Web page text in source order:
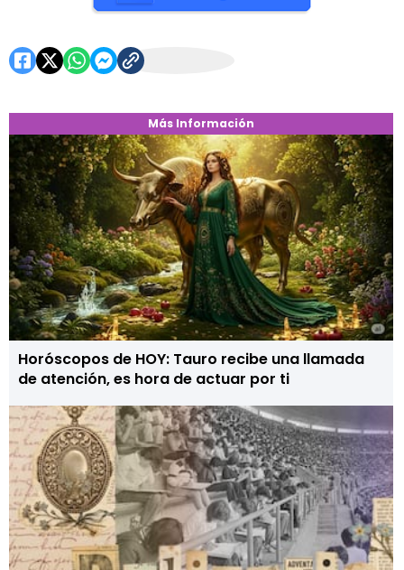
Más Información
Horóscopos de HOY: Tauro recibe una llamada
de atención, es hora de actuar por ti